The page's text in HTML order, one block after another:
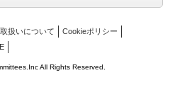
扱いについて
Cookieポリシー
All Rights Reserved.